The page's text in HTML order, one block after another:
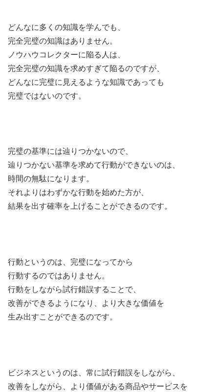
どんなに多くの知識を学んでも、
完全完璧の知識はありません。
ノウハウコレクターに陥る人は、
完全完璧の知識を求めすぎて陥るのですが、
どんなに完璧に見えるような知識であっても
完璧ではないのです。
完璧の基準には辿りつかないので、
辿りつかない基準を求めて行動ができないのは、
時間の無駄になります。
それよりはわずかな行動を始めた方が、
結果を出す確率を上げることができるのです。
行動というのは、完璧になってから
行動するのではありません。
行動をしながら試行錯誤することで、
改善ができるようになり、より大きな価値を
生み出すことができるのです。
ビジネスというのは、常に試行錯誤をしながら、
改善をしながら、より価値がある商品やサービスを